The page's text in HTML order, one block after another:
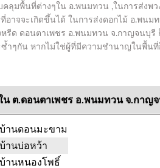
ลุมพื้นที่ต่างๆใน อ.พนมทวน ,ในการส่งพว
าจจะเกิดขึ้นได้ ในการส่งดอกไม้ อ.พน
รีด ดอนตาเพชร อ.พนมทวน จ.กาญจนบุรี
ซ้ำๆกัน หากไม่ใช่ผู้ที่มีความชำนาญในพื้น
ใน ต.ดอนตาเพชร อ.พนมทวน จ.กาญ
บ้านดอนมะขาม
บ้านบ่อหว้า
บ้านหนองโพธิ์